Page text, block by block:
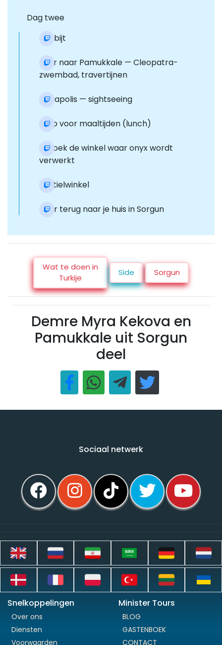
Dag twee
Ontbijt
Tour naar Pamukkale — Cleopatra-
zwembad, travertijnen
Hierapolis — sightseeing
Stop voor maaltijden (lunch)
Bezoek de winkel waar onyx wordt
verwerkt
Textielwinkel
Keer terug naar je huis in Sorgun
Wat te doen in
Turkije
Side Sorgun
Demre Myra Kekova en
Pamukkale uit Sorgun
deel
Sociaal netwerk
Snelkoppelingen
Over ons
Diensten
Voorwaarden
Minister Tours
BLOG
GASTENBOEK
CONTACT